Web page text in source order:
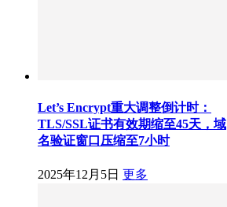
Let’s Encrypt重大调整倒计时：
TLS/SSL证书有效期缩至45天，域
名验证窗口压缩至7小时
2025年12月5日 更多